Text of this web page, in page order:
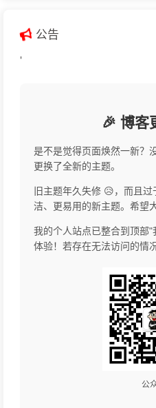
公告
'
🎉 博客
是不是觉得页面焕然一新？
更换了全新的主题。
旧主题年久失修 😥，而且
洁、更易用的新主题。希望
我的个人站点已整合到顶部
体验！若存在无法访问的情
公